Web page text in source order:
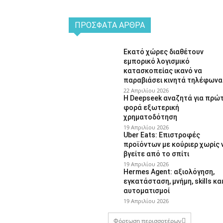
ΠΡΌΣΦΑΤΑ ΆΡΘΡΑ
Εκατό χώρες διαθέτουν
εμπορικό λογισμικό
κατασκοπείας ικανό να
παραβιάσει κινητά τηλέφωνα
22 Απριλίου 2026
Η Deepseek αναζητά για
φορά εξωτερική
χρηματοδότηση
19 Απριλίου 2026
Uber Eats: Επιστροφές
προϊόντων με κούριερ χωρίς
βγείτε από το σπίτι
19 Απριλίου 2026
Hermes Agent: αξιολόγηση,
εγκατάσταση, μνήμη, skills και
αυτοματισμοί
19 Απριλίου 2026
Φόρτωση περισσοτέρων